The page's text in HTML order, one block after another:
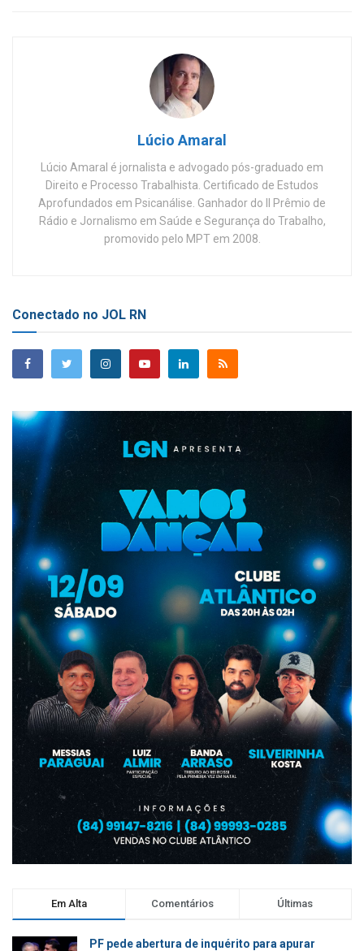
Lúcio Amaral
Lúcio Amaral é jornalista e advogado pós-graduado em
Direito e Processo Trabalhista. Certificado de Estudos
Aprofundados em Psicanálise. Ganhador do II Prêmio de
Rádio e Jornalismo em Saúde e Segurança do Trabalho,
promovido pelo MPT em 2008.
Conectado no JOL RN
Em Alta Comentários Últimas
PF pede abertura de inquérito para apurar